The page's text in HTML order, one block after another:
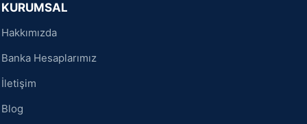
KURUMSAL
Hakkımızda
Banka Hesaplarımız
İletişim
Blog